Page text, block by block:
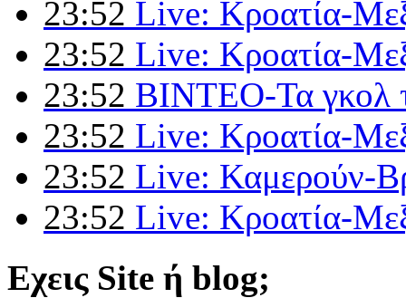
23:52 Live: Κροατία-
23:52 Live: Κροατία-
23:52 ΒΙΝΤΕΟ-Τα γκολ
23:52 Live: Κροατία-
23:52 Live: Καμερούν-
23:52 Live: Κροατία-
Εχεις Site ή blog;